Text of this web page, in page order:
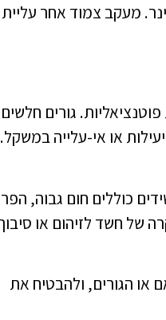
מעקב צמוד אחר עליית
גורים
או אי-עלייה במשקל.
כוללים חום גבוה,
של חשד לזיהום או
או הגורים, ולהבטיח את